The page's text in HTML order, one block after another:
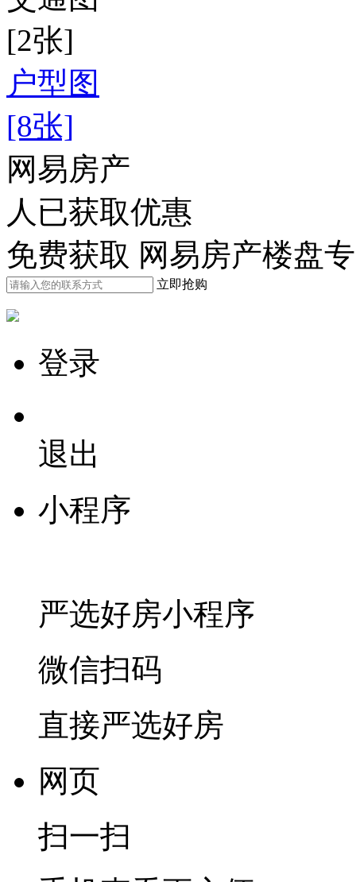
[2张]
户型图
[8张]
网易房产
人已获取优惠
免费获取 网易房产楼盘
立即抢购
登录
退出
小程序
严选好房小程序
微信扫码
直接严选好房
网页
扫一扫